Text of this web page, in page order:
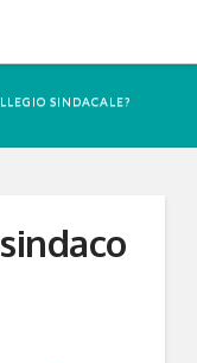
SINDACALE?